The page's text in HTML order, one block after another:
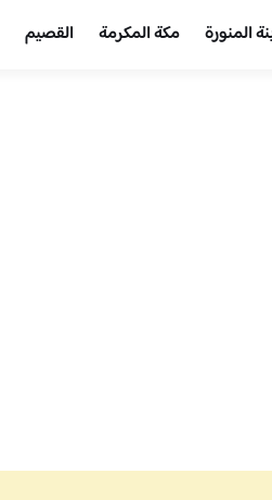
المنورة مكة المكرمة القصيم